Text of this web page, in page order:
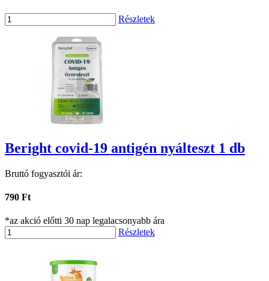
Részletek
Beright covid-19 antigén nyálteszt 1 db
Bruttó fogyasztói ár:
790 Ft
*az akció előtti 30 nap legalacsonyabb ára
Részletek